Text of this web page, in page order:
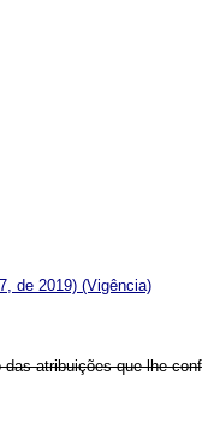
de 2019) (Vigência)
das atribuições que lhe